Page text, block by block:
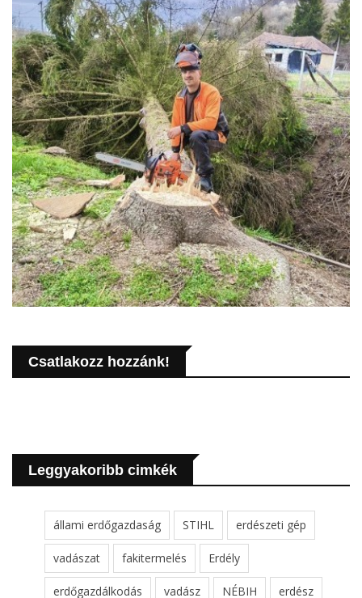
Csatlakozz hozzánk!
Leggyakoribb cimkék
állami erdőgazdaság STIHL erdészeti gép
vadászat fakitermelés Erdély
erdőgazdálkodás vadász NÉBIH erdész